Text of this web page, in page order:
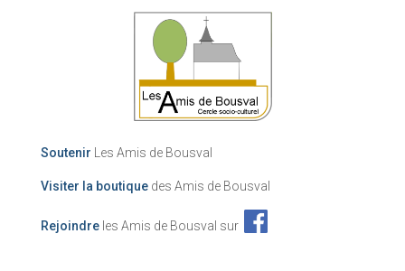
Soutenir Les Amis de Bousval
Visiter la boutique des Amis de Bousval
Rejoindre les Amis de Bousval sur